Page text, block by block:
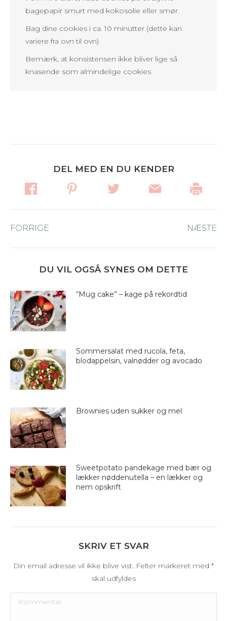
bagepapir smurt med kokosolie eller smør.
Bag dine cookies i ca. 10 minutter (dette kan
variere fra ovn til ovn)
Bemærk, at konsistensen ikke bliver lige så
knasende som almindelige cookies
DEL MED EN DU KENDER
navigation
FORRIGE NÆSTE
DU VIL OGSÅ SYNES OM DETTE
“Mug cake” – kage på rekordtid
Sommersalat med rucola, feta,
blodappelsin, valnødder og avocado
Brownies uden sukker og mel
Sweetpotato pandekage med bær og
lækker nøddenutella – en lækker og
nem opskrift
SKRIV ET SVAR
Din email adresse vil ikke blive vist. Felter markeret med *
skal udfyldes
Kommentar